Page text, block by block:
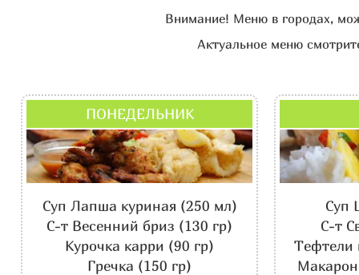
Внимание! Меню в городах,
Актуальное меню
ПОНЕДЕЛЬНИК
Суп Лапша куриная (250 мл)
С-т Весенний бриз (130 гр)
Курочка карри (90 гр)
Гречка (150 гр)
Суп
С-т
Тефтели